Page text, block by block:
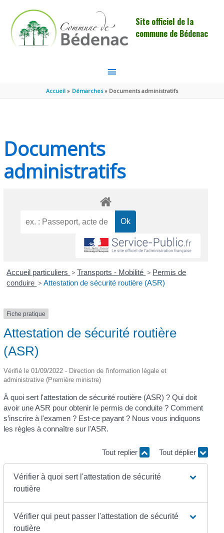
Site officiel de la
commune de Bédenac
MENU
PRINCIPAL
Accueil Démarches Documents administratifs
Documents
administratifs
Accueil particuliers > Transports - Mobilité > Permis de
conduire > Attestation de sécurité routière (ASR)
Fiche pratique
Attestation de sécurité routière
(ASR)
Vérifié le 01/09/2022 - Direction de l'information légale et
administrative (Première ministre)
À quoi sert l'attestation de sécurité routière (ASR) ? Qui doit
avoir une ASR pour obtenir le permis de conduite ? Comment
s’inscrire à l'examen ? Est-ce payant ? Nous vous indiquons
les règles à connaître sur l'ASR.
Tout replier Tout déplier
Vérifier à quoi sert l'attestation de sécurité
routière
Vérifier qui peut passer l'attestation de sécurité
routière